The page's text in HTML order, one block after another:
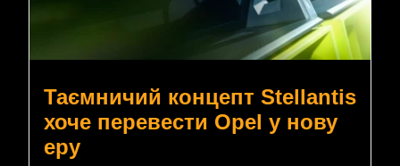
Таємничий концепт Stellantis
хоче перевести Opel у нову
еру